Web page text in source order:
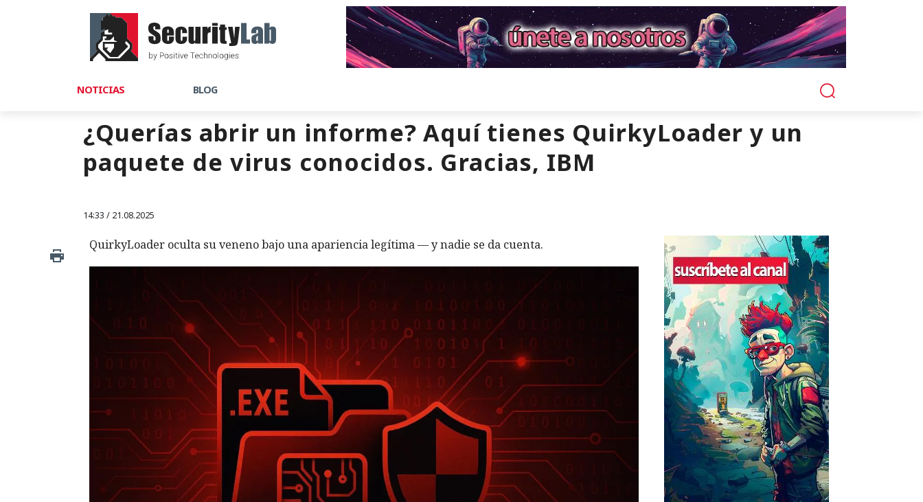
NOTICIAS BLOG
¿Querías abrir un informe? Aquí tienes QuirkyLoader y un
paquete de virus conocidos. Gracias, IBM
14:33 / 21.08.2025
QuirkyLoader oculta su veneno bajo una apariencia legítima — y nadie se da cuenta.